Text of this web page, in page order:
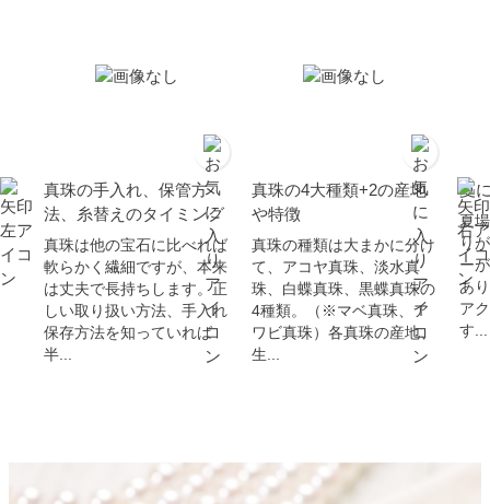
真珠の手入れ、保管方
法、糸替えのタイミング
真珠は他の宝石に比べれば
軟らかく繊細ですが、本来
は丈夫で長持ちします。正
しい取り扱い方法、手入れ
保存方法を知っていれば
半...
真珠の4大種類+2の産地
や特徴
真珠の種類は大まかに分け
て、アコヤ真珠、淡水真
珠、白蝶真珠、黒蝶真珠の
4種類。（※マベ真珠、ア
ワビ真珠）各真珠の産地、
生...
夏
夏
り
ー
あ
ア
す...